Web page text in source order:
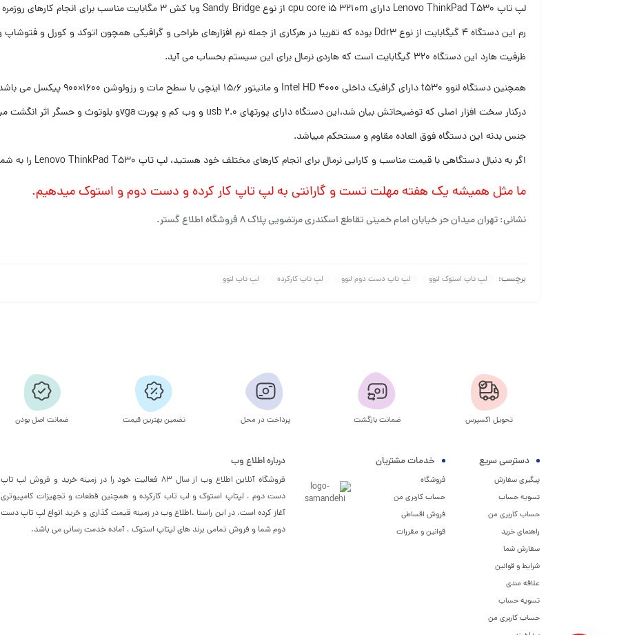
لپ تاپ Lenovo ThinkPad T530 دارای cpu core i5 3210m از نوع Sandy Bridge وبا کش ۳ مگابایت مناسب برای انجام کارهای روزمره و سیستم اداری میباشد.
رم این دستگاه ۴ گیگابایت از نوع Ddr3 بوده که تقریبا در هرکاری از جمله نرم افزارهای طراحی و گرافیکی همچون اتوکد و کورل و فتوشاپ و… پاسخگوی نیاز کاربران عزیز هست.
ظرفیت هارد این دستگاه ۳۲۰ گیگابایت است که هاردی نرمال برای این سیستم بحساب می آید.
همچنین دستگاه لنوو t530 دارای گرافیک داخلی Intel HD 4000 و مانیتور ۱۵٫۶ اینچی با سطح مات و رزولوشن ۱۶۰۰×۹۰۰ پیکسل می باشد.
درکنار سخت افزار اصلی که توضیحاتش بیان شد،این دستگاه دارای پورتهای usb 2.0 و وب کم و پورت vgaو بلوتوث و حسگر اثر انگشت میباشد.
جنس بدنه این دستگاه فوق العاده مقاوم و مستحکم میباشد.
اگر به دنبال دستگاهی با قیمت مناسب و کارایی نرمال برای انجام کارهای مختلف خود هستید، لپ تاپ Lenovo ThinkPad T530 را به شما پیشنهاد میدهیم.
ما مثل همیشه یک هفته مهلت تست و گارانتی به لپ تاپ کار کرده و دست دوم و استوک میدهیم.
نشانی: تهران میدان حر خیابان امام خمینی تقاطع اسکندری مرتضویی پلاک ۸ فروشگاه اطلاع گستر.
برچسب: لپ تاپ استوک لنوو لپ تاپ دست دوم لنوو لپ تاپ کارکرده لپ تاپ لنوو
تحویل اکسپرس ضمانت بازگشت پرداخت در محل تضمین بهترین قیمت ضمانت اصل بودن
دسترسی سریع
پیگیری سفارش
تسویه حساب
حساب کاربری من
راهنمای خرید
سفارش شما
شرایط و قوانین
علاقه مندی
تسویه حساب
حساب کاربری من
خدمات مشتریان
فروشگاه
حساب کاربری من
فروش اقساطی
قوانین و مقررات
درباره اطلاع وب
فروشگاه آنلاین اطلاع وب از سال 83 فعالیت خود را در زمینه خرید و فروش لپ تاپ
دست دوم ، لپتاپ استوک و لب تاب کارکرده و همچنین قطعات و تجهیزات کامپیوتری
آغاز کرده است. در این راستا ،‌اطلاع وب در زمینه قیمت گذاری و خرید انواع لپ تاپ دست
دوم شما و فروش تمامی برند های لپتاپ استوک ، آماده خدمت رسانی می باشد.